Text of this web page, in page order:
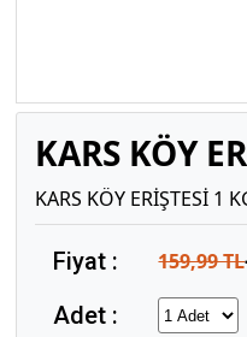
KARS KÖY
KARS KÖY ERİŞTESİ 1
Fiyat : 159,99 TL
Adet :